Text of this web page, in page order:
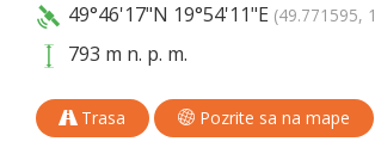
49°46'17"N 19°54'11"E (49.771595,
793 m n. p. m.
Trasa Pozrite sa na mape